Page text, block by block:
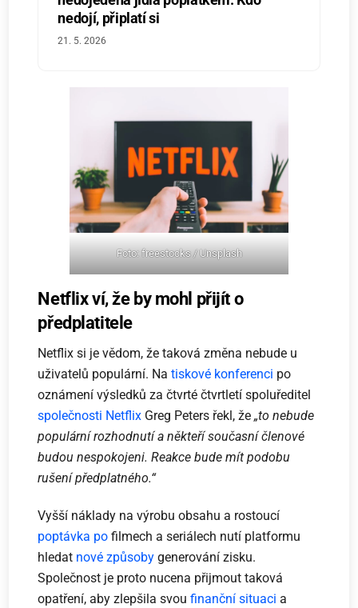
nedojí, připlatí si
21. 5. 2026
Foto: freestocks / Unsplash
Netflix ví, že by mohl přijít o
předplatitele
Netflix si je vědom, že taková změna nebude u
uživatelů populární. Natiskové konferenci po
oznámení výsledků za čtvrté čtvrtletí spoluředitel
společnosti Netflix Greg Peters řekl, že„to nebude
populární rozhodnutí a někteří současní členové
budou nespokojeni. Reakce bude mít podobu
rušení předplatného.“
Vyšší náklady na výrobu obsahu a rostoucí
poptávka po filmech a seriálech nutí platformu
hledat nové způsoby generování zisku.
Společnost je proto nucena přijmout taková
opatření, aby zlepšila svoufinanční situaci a